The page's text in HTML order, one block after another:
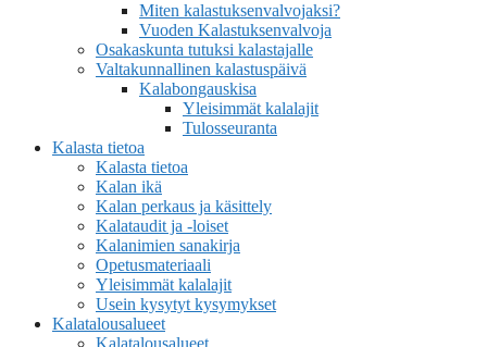
Miten kalastuksenvalvojaksi?
Vuoden Kalastuksenvalvoja
Osakaskunta tutuksi kalastajalle
Valtakunnallinen kalastuspäivä
Kalabongauskisa
Yleisimmät kalalajit
Tulosseuranta
Kalasta tietoa
Kalasta tietoa
Kalan ikä
Kalan perkaus ja käsittely
Kalataudit ja -loiset
Kalanimien sanakirja
Opetusmateriaali
Yleisimmät kalalajit
Usein kysytyt kysymykset
Kalatalousalueet
Kalatalousalueet